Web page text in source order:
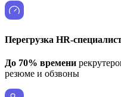
Перегрузка HR-
До 70% времени
резюме и обзвоны